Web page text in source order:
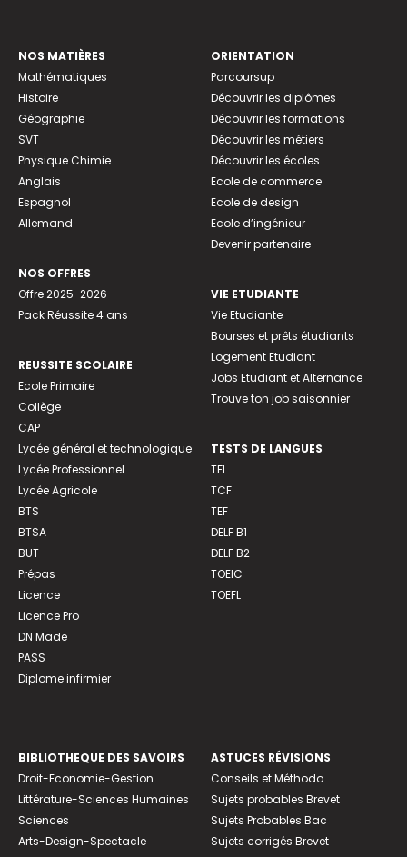
NOS MATIÈRES
Mathématiques
Histoire
Géographie
SVT
Physique Chimie
Anglais
Espagnol
Allemand
NOS OFFRES
Offre 2025-2026
Pack Réussite 4 ans
REUSSITE SCOLAIRE
Ecole Primaire
Collège
CAP
Lycée général et technologique
Lycée Professionnel
Lycée Agricole
BTS
BTSA
BUT
Prépas
Licence
Licence Pro
DN Made
PASS
Diplome infirmier
ORIENTATION
Parcoursup
Découvrir les diplômes
Découvrir les formations
Découvrir les métiers
Découvrir les écoles
Ecole de commerce
Ecole de design
Ecole d’ingénieur
Devenir partenaire
VIE ETUDIANTE
Vie Etudiante
Bourses et prêts étudiants
Logement Etudiant
Jobs Etudiant et Alternance
Trouve ton job saisonnier
TESTS DE LANGUES
TFI
TCF
TEF
DELF B1
DELF B2
TOEIC
TOEFL
BIBLIOTHEQUE DES SAVOIRS
Droit-Economie-Gestion
Littérature-Sciences Humaines
Sciences
Arts-Design-Spectacle
ASTUCES RÉVISIONS
Conseils et Méthodo
Sujets probables Brevet
Sujets Probables Bac
Sujets corrigés Brevet